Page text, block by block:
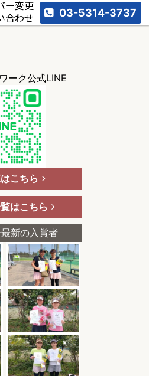
ー変更
合わせ 03-5314-3737
ーク公式LINE
こちら
はこちら
新の入賞者